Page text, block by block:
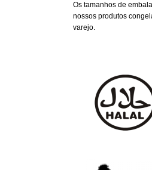
Os tamanhos de
nossos produtos
varejo.